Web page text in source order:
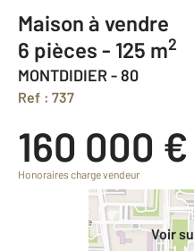
Maison à vendre
6 pièces - 125 m2
MONTDIDIER - 80
Ref : 737
160 000 €
Honoraires charge vendeur
Voir